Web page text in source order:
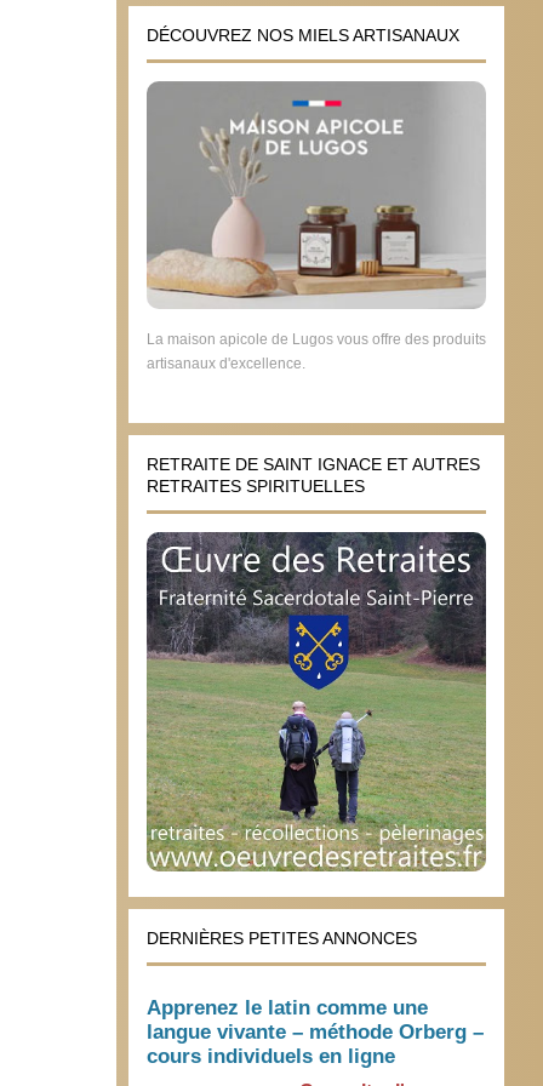
DÉCOUVREZ NOS MIELS ARTISANAUX
La maison apicole de Lugos vous offre des produits
artisanaux d'excellence.
RETRAITE DE SAINT IGNACE ET AUTRES
RETRAITES SPIRITUELLES
DERNIÈRES PETITES ANNONCES
Apprenez le latin comme une
langue vivante – méthode Orberg –
cours individuels en ligne